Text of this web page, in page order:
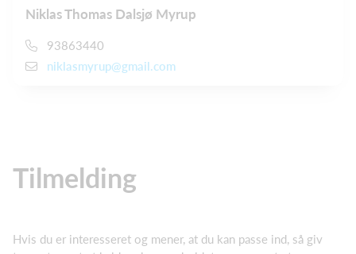
Niklas Thomas Dalsjø Myrup
93863440
niklasmyrup@gmail.com
Tilmelding
Hvis du er interesseret og mener, at du kan passe ind, så giv